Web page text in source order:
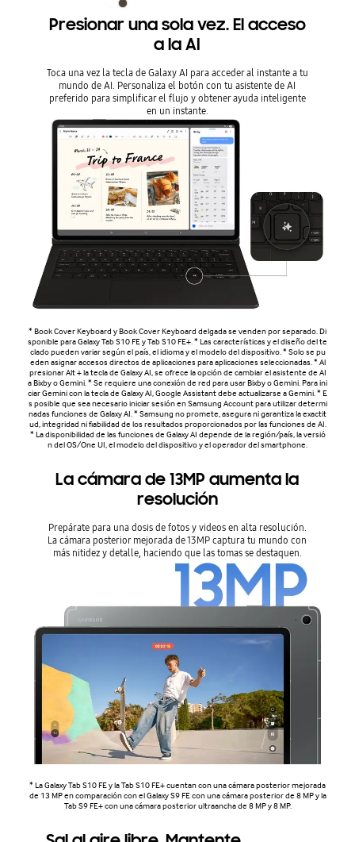
Presionar una sola vez. El acceso
a la AI
Toca una vez la tecla de Galaxy AI para acceder al instante a tu
mundo de AI. Personaliza el botón con tu asistente de AI
preferido para simplificar el flujo y obtener ayuda inteligente
en un instante.
* Book Cover Keyboard y Book Cover Keyboard delgada se venden por separado. Di
sponible para Galaxy Tab S10 FE y Tab S10 FE+. * Las características y el diseño del te
clado pueden variar según el país, el idioma y el modelo del dispositivo. * Solo se pu
eden asignar accesos directos de aplicaciones para aplicaciones seleccionadas. * Al
presionar Alt + la tecla de Galaxy AI, se ofrece la opción de cambiar el asistente de AI
a Bixby o Gemini. * Se requiere una conexión de red para usar Bixby o Gemini. Para ini
ciar Gemini con la tecla de Galaxy AI, Google Assistant debe actualizarse a Gemini. * E
s posible que sea necesario iniciar sesión en Samsung Account para utilizar determi
nadas funciones de Galaxy AI. * Samsung no promete, asegura ni garantiza la exactit
ud, integridad ni fiabilidad de los resultados proporcionados por las funciones de AI.
* La disponibilidad de las funciones de Galaxy AI depende de la región/país, la versió
n del OS/One UI, el modelo del dispositivo y el operador del smartphone.
La cámara de 13MP aumenta la
resolución
Prepárate para una dosis de fotos y videos en alta resolución.
La cámara posterior mejorada de 13MP captura tu mundo con
más nitidez y detalle, haciendo que las tomas se destaquen.
* La Galaxy Tab S10 FE y la Tab S10 FE+ cuentan con una cámara posterior mejorada
de 13 MP en comparación con el Galaxy S9 FE con una cámara posterior de 8 MP y la
Tab S9 FE+ con una cámara posterior ultraancha de 8 MP y 8 MP.